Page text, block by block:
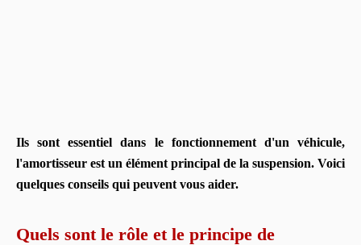
Ils sont essentiel dans le fonctionnement d'un véhicule,
l'amortisseur est un élément principal de la suspension. Voici
quelques conseils qui peuvent vous aider.
Quels sont le rôle et le principe de